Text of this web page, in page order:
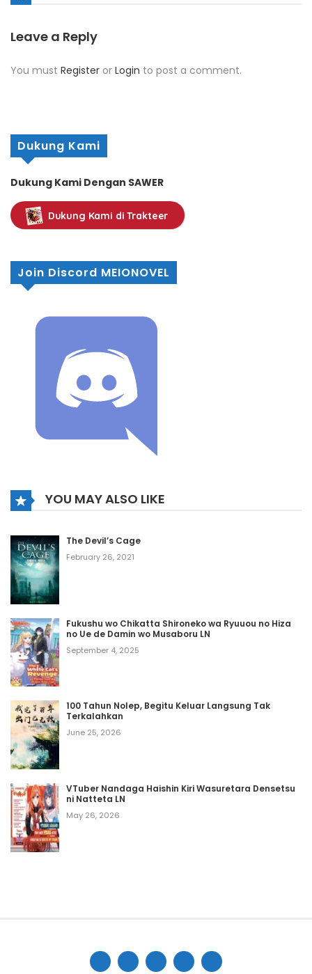
Leave a Reply
You must Register or Login to post a comment.
Dukung Kami
Dukung Kami Dengan SAWER
Dukung Kami di Trakteer
Join Discord MEIONOVEL
YOU MAY ALSO LIKE
The Devil’s Cage
February 26, 2021
Fukushu wo Chikatta Shironeko wa Ryuuou no Hiza
no Ue de Damin wo Musaboru LN
September 4, 2025
100 Tahun Nolep, Begitu Keluar Langsung Tak
Terkalahkan
June 25, 2026
VTuber Nandaga Haishin Kiri Wasuretara Densetsu
ni Natteta LN
May 26, 2026